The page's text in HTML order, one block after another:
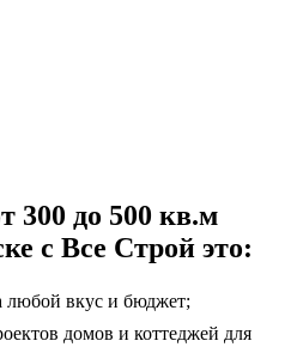
300 до 500 кв.м
с Все Строй это:
любой вкус и бюджет;
домов и коттеджей для